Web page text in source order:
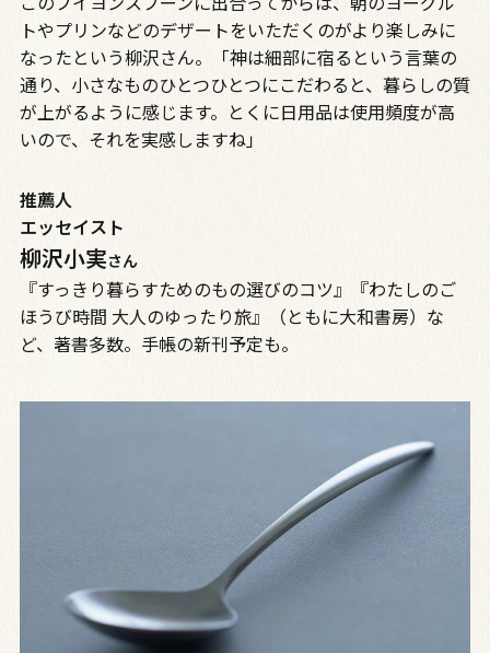
トやプリンなどのデザートをいただくのがより楽しみに
なったという柳沢さん。「神は細部に宿るという言葉の
通り、小さなものひとつひとつにこだわると、暮らしの質
が上がるように感じます。とくに日用品は使用頻度が高
いので、それを実感しますね」
推薦人
エッセイスト
柳沢小実さん
『すっきり暮らすためのもの選びのコツ』『わたしのご
ほうび時間 大人のゆったり旅』（ともに大和書房）な
ど、著書多数。手帳の新刊予定も。